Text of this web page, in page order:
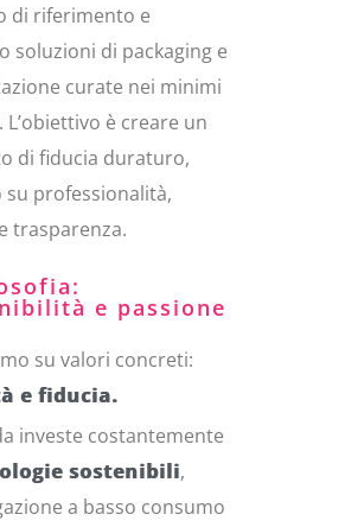
di riferimento e
soluzioni di packaging e
curate nei minimi
L’obiettivo è creare un
di fiducia duraturo,
professionalità,
trasparenza.
e passione
su valori concreti:
e fiducia.
investe costantemente
sostenibili,
a basso consumo